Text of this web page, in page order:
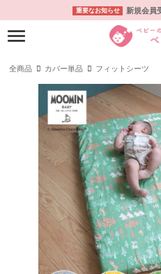
重要なお知らせ 新規会員
全商品 カバー単品 フィットシーツ